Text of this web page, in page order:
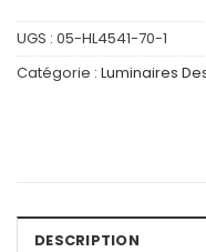
UGS : 05-HL4541-70-1
Catégorie : Luminaires
DESCRIPTION